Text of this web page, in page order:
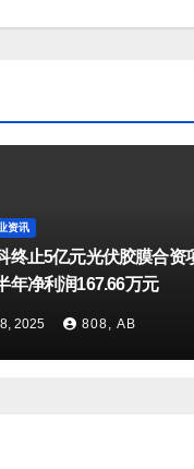
资讯
终止5亿元光伏胶膜合资
年净利润167.66万元
2025 808, AB